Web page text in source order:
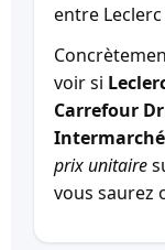
entre
voir si
Carrefour
Intermarché
prix unitaire
vous saurez